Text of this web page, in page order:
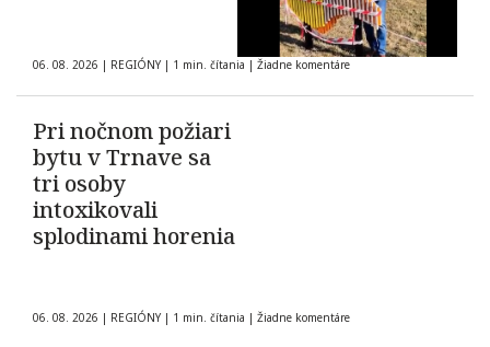
06. 08. 2026 | REGIÓNY | 1 min. čítania | Žiadne komentáre
Pri nočnom požiari
bytu v Trnave sa
tri osoby
intoxikovali
splodinami horenia
06. 08. 2026 | REGIÓNY | 1 min. čítania | Žiadne komentáre